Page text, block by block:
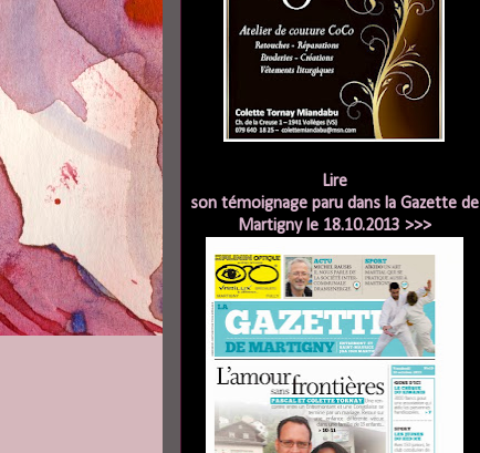
Lire
son témoignage paru dans la Gazette de
Martigny le 18.10.2013 >>>